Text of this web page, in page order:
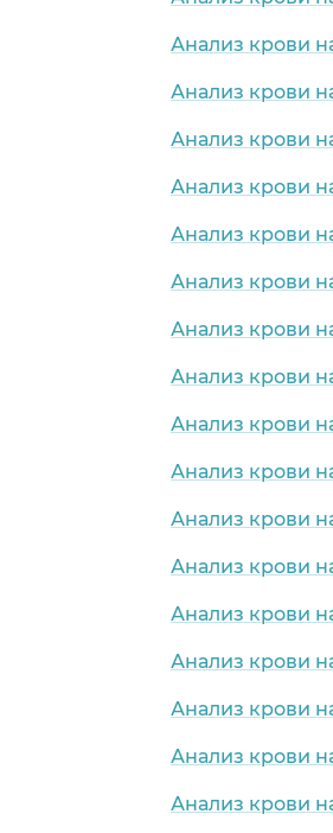
Анализ крови
Анализ крови
Анализ крови
Анализ крови
Анализ крови
Анализ крови
Анализ крови
Анализ крови
Анализ крови
Анализ крови
Анализ крови
Анализ крови
Анализ крови
Анализ крови
Анализ крови
Анализ крови
Анализ крови